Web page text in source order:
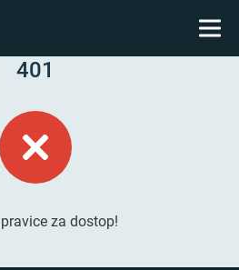
401
za dostop!